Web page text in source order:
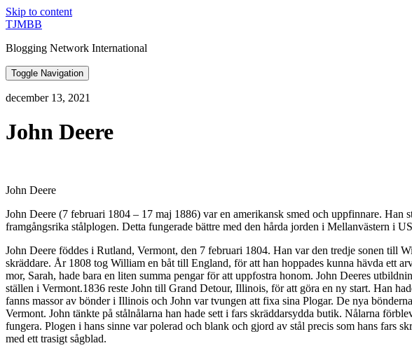
Skip to content
TJMBB
Blogging Network International
Toggle Navigation
december 13, 2021
John Deere
John Deere
John Deere (7 februari 1804 – 17 maj 1886) var en amerikansk smed och uppfinnare.
framgångsrika stålplogen. Detta fungerade bättre med den hårda jorden i Mellanvästern i
John Deere föddes i Rutland, Vermont, den 7 februari 1804. Han var den tredje sonen till
skräddare. År 1808 tog William en båt till England, för att han hoppades kunna hävda ett
mor, Sarah, hade bara en liten summa pengar för att uppfostra honom. John Deeres
ställen i Vermont.1836 reste John till Grand Detour, Illinois, för att göra en ny start. Han
fanns massor av bönder i Illinois och John var tvungen att fixa sina Plogar. De nya
Vermont. John tänkte på stålnålarna han hade sett i fars skräddarsydda butik. Nålarna
fungera. Plogen i hans sinne var polerad och blank och gjord av stål precis som hans fars
med ett trasigt sågblad.